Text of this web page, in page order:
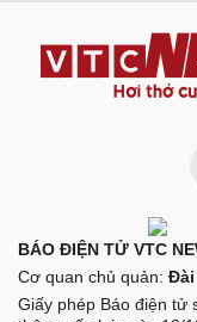
BÁO ĐIỆN TỬ VTC
Cơ quan chủ quản: Đài
Giấy phép Báo điện tử